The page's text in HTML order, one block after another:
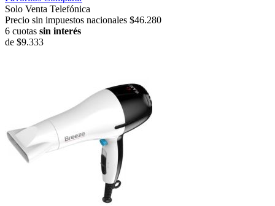
Solo Venta Telefónica
Precio sin impuestos nacionales $46.280
6 cuotas sin interés
de $9.333